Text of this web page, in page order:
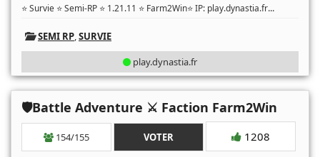
⭐ Survie ⭐ Semi-RP ⭐ 1.21.11 ⭐ Farm2Win⭐ IP: play.dynastia.fr...
SEMI RP,SURVIE
play.dynastia.fr
🛡️Battle Adventure ⚔️ Faction Farm2Win
154/155 VOTER 1208